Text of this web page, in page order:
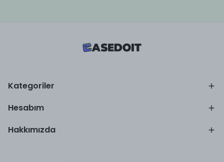
Kategoriler
Hesabım
Hakkımızda